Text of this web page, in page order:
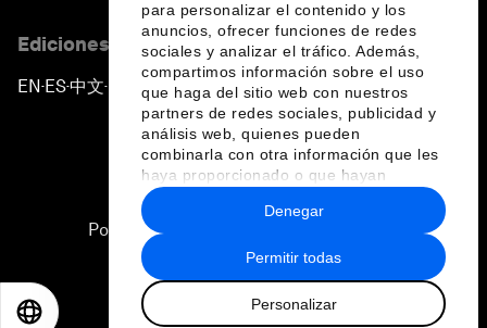
para personalizar el contenido y los
anuncios, ofrecer funciones de redes
sociales y analizar el tráfico. Además,
compartimos información sobre el uso
que haga del sitio web con nuestros
partners de redes sociales, publicidad y
análisis web, quienes pueden
combinarla con otra información que les
haya proporcionado o que hayan
recopilado a partir del uso que haya
hecho de sus servicios.
Permitir todas
Personalizar
Denegar
Ediciones en otros idiomas
EN ▪ES▪中文▪ 日本語
Política de privacidad y normas de uso
Sitemap
2026 Foro Económico Mundial